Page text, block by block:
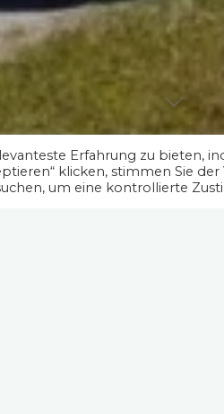
Erfahrung zu bieten,
klicken, stimmen Sie
um eine kontrollierte